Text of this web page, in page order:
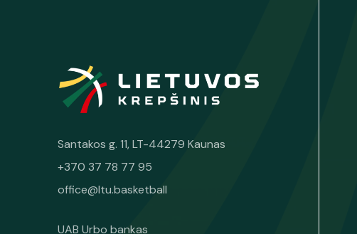
Santakos g. 11, LT-44279 Kaunas
+370 37 78 77 95
office@ltu.basketball
UAB Urbo bankas